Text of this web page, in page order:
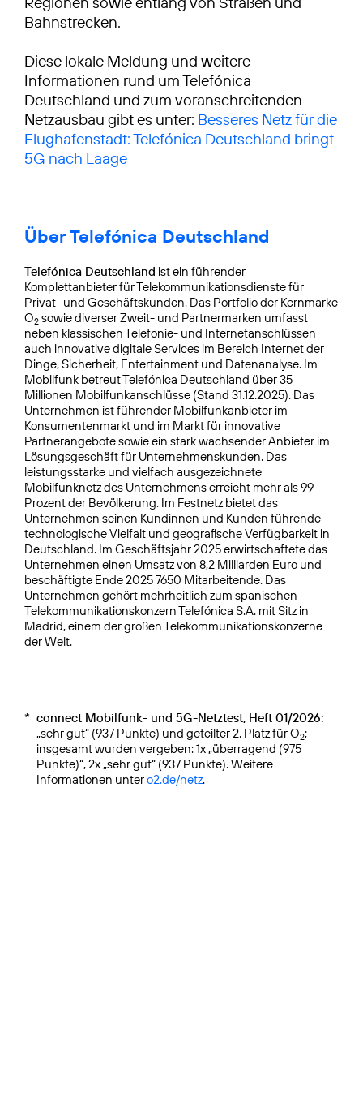
Bahnstrecken.
Diese lokale Meldung und weitere
Informationen rund um Telefónica
Deutschland und zum voranschreitenden
Netzausbau gibt es unter: Besseres Netz für die
Flughafenstadt: Telefónica Deutschland bringt
5G nach Laage
Über Telefónica Deutschland
Telefónica Deutschland ist ein führender
Komplettanbieter für Telekommunikationsdienste für
Privat- und Geschäftskunden. Das Portfolio der Kernmarke
O2 sowie diverser Zweit- und Partnermarken umfasst
neben klassischen Telefonie- und Internetanschlüssen
auch innovative digitale Services im Bereich Internet der
Dinge, Sicherheit, Entertainment und Datenanalyse. Im
Mobilfunk betreut Telefónica Deutschland über 35
Millionen Mobilfunkanschlüsse (Stand 31.12.2025). Das
Unternehmen ist führender Mobilfunkanbieter im
Konsumentenmarkt und im Markt für innovative
Partnerangebote sowie ein stark wachsender Anbieter im
Lösungsgeschäft für Unternehmenskunden. Das
leistungsstarke und vielfach ausgezeichnete
Mobilfunknetz des Unternehmens erreicht mehr als 99
Prozent der Bevölkerung. Im Festnetz bietet das
Unternehmen seinen Kundinnen und Kunden führende
technologische Vielfalt und geografische Verfügbarkeit in
Deutschland. Im Geschäftsjahr 2025 erwirtschaftete das
Unternehmen einen Umsatz von 8,2 Milliarden Euro und
beschäftigte Ende 2025 7650 Mitarbeitende. Das
Unternehmen gehört mehrheitlich zum spanischen
Telekommunikationskonzern Telefónica S.A. mit Sitz in
Madrid, einem der großen Telekommunikationskonzerne
der Welt.
* connect Mobilfunk- und 5G-Netztest, Heft 01/2026:
„sehr gut“ (937 Punkte) und geteilter 2. Platz für O2;
insgesamt wurden vergeben: 1x „überragend (975
Punkte)“, 2x „sehr gut“ (937 Punkte). Weitere
Informationen untero2.de/netz.